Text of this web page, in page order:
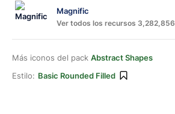
Magnific
Ver todos los recursos 3,282,856
Más iconos del pack Abstract Shapes
Estilo: Basic Rounded Filled